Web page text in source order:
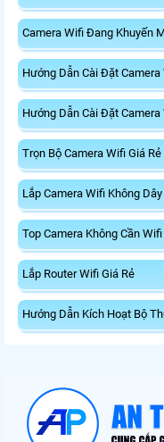
Camera Wifi Đang Khuyến
Hướng Dẫn Cài Đặt
Hướng Dẫn Cài Đặt Camera
Trọn Bộ Camera Wifi Giá Rẻ
Lắp Camera Wifi Không Dây
Top Camera Không Cần Wifi
Lắp Router Wifi Giá Rẻ
Hướng Dẫn Kích Hoạt Bộ